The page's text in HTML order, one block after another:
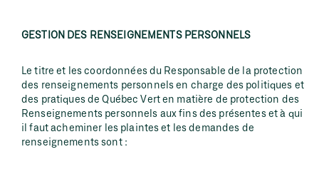
GESTION DES RENSEIGNEMENTS PERSONNELS
Le titre et les coordonnées du Responsable de la protection
des renseignements personnels en charge des politiques et
des pratiques de Québec Vert en matière de protection des
Renseignements personnels aux fins des présentes et à qui
il faut acheminer les plaintes et les demandes de
renseignements sont :